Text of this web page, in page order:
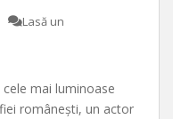
Lasă un
mai luminoase
românești, un actor